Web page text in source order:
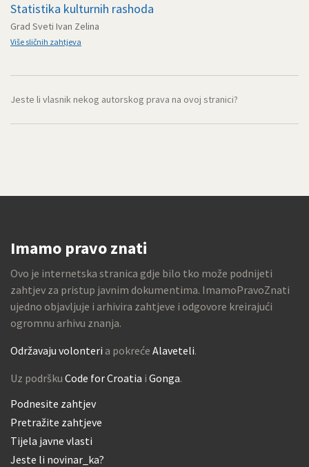
Statistika kulturnih rashoda
Grad Sveti Ivan Zelina
Više sličnih zahtjeva
Jeste li vlasnik nekog autorskog prava na ovoj stranici?
Imamo pravo znati
Ovo je internetska stranica gdje bilo tko može podnijeti
zahtjev za pristup javnim dokumentima. ImamoPravoZnati
ujedno objavljuje i arhivira zahtjeve i odgovore kreirajući
ogromnu arhivu znanja.
Održavaju volonteri a pokreće Alaveteli.
Uz podršku Code for Croatia i Gonga.
Podnesite zahtjev
Pretražite zahtjeve
Tijela javne vlasti
Jeste li novinar_ka?